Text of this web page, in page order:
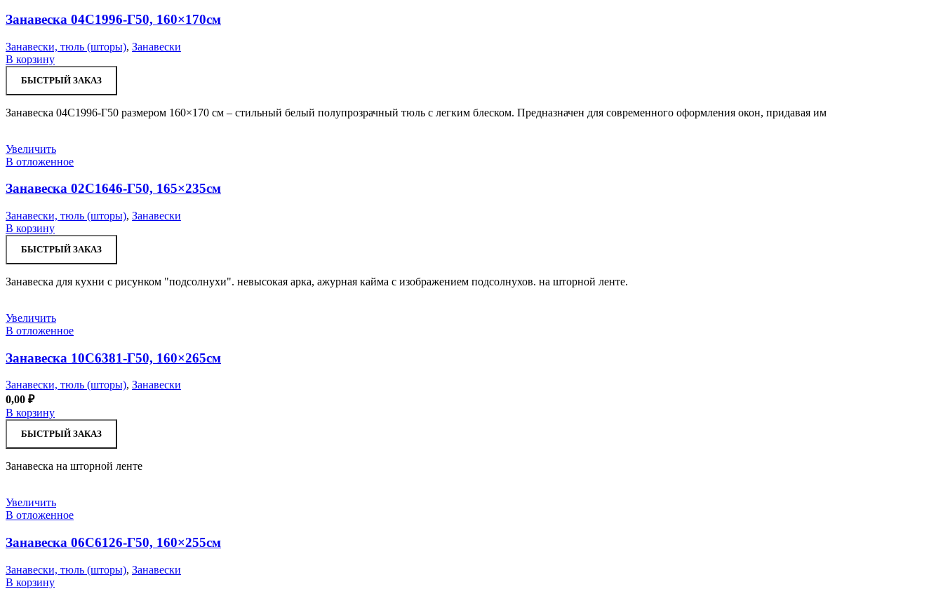
Занавеска 04С1996-Г50, 160×170см
Занавески, тюль (шторы), Занавески
В корзину
БЫСТРЫЙ ЗАКАЗ
Занавеска 04С1996-Г50 размером 160×170 см – стильный белый полупрозрачный тюль с легким блеском. Предназначен для современного оформления окон, придавая им
Увеличить
В отложенное
Занавеска 02С1646-Г50, 165×235см
Занавески, тюль (шторы), Занавески
В корзину
БЫСТРЫЙ ЗАКАЗ
Занавеска для кухни с рисунком "подсолнухи". невысокая арка, ажурная кайма с изображением подсолнухов. на шторной ленте.
Увеличить
В отложенное
Занавеска 10С6381-Г50, 160×265см
Занавески, тюль (шторы), Занавески
0,00 ₽
В корзину
БЫСТРЫЙ ЗАКАЗ
Занавеска на шторной ленте
Увеличить
В отложенное
Занавеска 06С6126-Г50, 160×255см
Занавески, тюль (шторы), Занавески
В корзину